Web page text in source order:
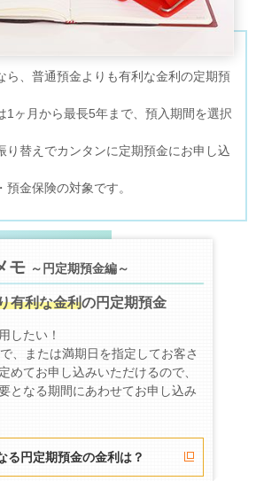
ら、普通預金よりも有利な金利の定期預
1ヶ月から最長5年まで、預入期間を選択
り替えでカンタンに定期預金にお申し込
金保険の対象です。
モ ～円定期預金編～
有利な金利の円定期預金
したい！
、または満期日を指定してお客さ
めてお申し込みいただけるので、
となる期間にあわせてお申し込み
る円定期預金の金利は？